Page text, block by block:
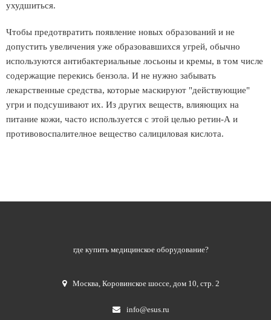
ухудшиться.
Чтобы предотвратить появление новых образований и не
допустить увеличения уже образовавшихся угрей, обычно
используются антибактериальные лосьоны и кремы, в том числе
содержащие перекись бензола. И не нужно забывать
лекарственные средства, которые маскируют "действующие"
угри и подсушивают их. Из других веществ, влияющих на
питание кожи, часто используется с этой целью ретин-А и
противовоспалителное вещество салициловая кислота.
где купить медицинское оборудование?
Москва,Коровинское шоссе, дом 10, стр. 2
info@esus.ru